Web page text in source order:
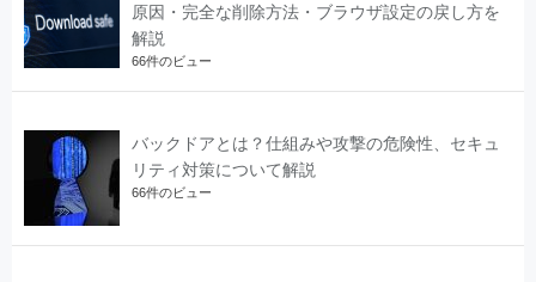
原因・完全な削除方法・ブラウザ設定の戻し方を
解説
66件のビュー
バックドアとは？仕組みや攻撃の危険性、セキュ
リティ対策について解説
66件のビュー